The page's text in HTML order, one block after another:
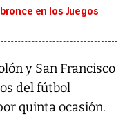
en los Juegos
y San Francisco
del fútbol
quinta ocasión.